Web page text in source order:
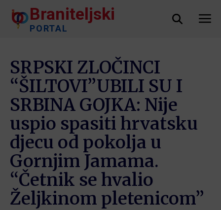
Braniteljski
PORTAL
SRPSKI ZLOČINCI
“ŠILTOVI”UBILI SU I
SRBINA GOJKA: Nije
uspio spasiti hrvatsku
djecu od pokolja u
Gornjim Jamama.
“Četnik se hvalio
Željkinom pletenicom”